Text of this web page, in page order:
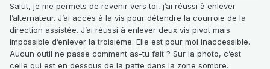
Salut, je me permets de revenir vers toi, j’ai réussi à enlever
l’alternateur. J’ai accès à la vis pour détendre la courroie de la
direction assistée. J’ai réussi à enlever deux vis pivot mais
impossible d’enlever la troisième. Elle est pour moi inaccessible.
Aucun outil ne passe comment as-tu fait ? Sur la photo, c’est
celle qui est en dessous de la patte dans la zone sombre.